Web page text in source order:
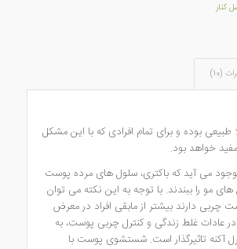
کنار
(10)
طبیعی بوده و برای تمام افرادی که با این مشکل
خواهد بود.
بوجود می آید که باکتری، سلول های مرده پوست
های مو را ببندند. با توجه به این نکته می توان
چربی دارند بیشتر از مابقی افراد در معرض
عادات غلط زندگی و کنترل چربی پوست، به
آکنه تاثیرگذار است. شستشوی پوست با